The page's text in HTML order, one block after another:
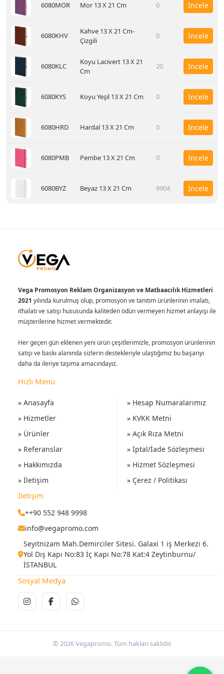
6080MOR Mor 13 X 21 Cm 0 İncele
6080KHV
Kahve 13 X 21 Cm-
Çizgili
0 İncele
6080KLC
Koyu Lacivert 13 X 21
Cm
20 İncele
6080KYS Koyu Yeşil 13 X 21 Cm 0 İncele
6080HRD Hardal 13 X 21 Cm 0 İncele
6080PMB Pembe 13 X 21 Cm 0 İncele
6080BYZ Beyaz 13 X 21 Cm 9904 İncele
Vega Promosyon Reklam Organizasyon ve Matbaacılık Hizmetleri
2021 yılında kurulmuş olup, promosyon ve tanıtım ürünlerinin imalatı,
ithalatı ve satışı hususunda kaliteden ödün vermeyen hizmet anlayışı ile
müşterilerine hizmet vermektedir.
Her geçen gün eklenen yeni ürün çeşitlerimizle, promosyon ürünlerinin
satışı ve baskı alanında sizlerin destekleriyle ulaştığımız bu başarıyı
daha da ileriye taşıma amacındayız.
Hızlı Menü
» Anasayfa
» Hizmetler
» Ürünler
» Referanslar
» Hakkımızda
» İletişim
» Hesap Numaralarımız
» KVKK Metni
» Açık Rıza Metni
» İptal/İade Sözleşmesi
» Hizmet Sözleşmesi
» Çerez / Politikası
İletişim
++90 552 948 9998
info@vegapromo.com
Seyitnizam Mah.Demirciler Sitesi. Galaxi 1 iş Merkezi 6.
Yol Dış Kapı No:83 İç Kapı No:78 Kat:4 Zeytinburnu/
İSTANBUL
Sosyal Medya
© 2026 Vegapromo. Tüm hakları saklıdır.